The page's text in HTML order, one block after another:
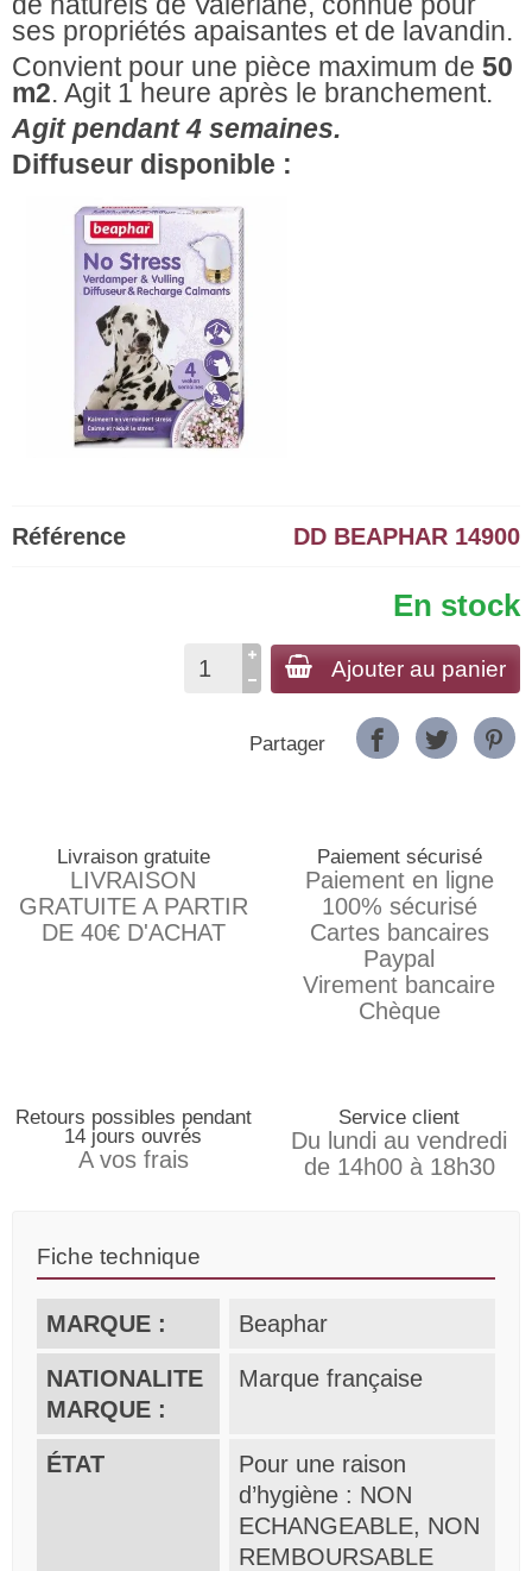
ses propriétés apaisantes et de lavandin.
Convient pour une pièce maximum de 50
m2. Agit 1 heure après le branchement.
Agit pendant 4 semaines.
Diffuseur disponible :
Référence DD BEAPHAR 14900
En stock
Ajouter au panier
Partager
Livraison gratuite
LIVRAISON
GRATUITE A PARTIR
DE 40€ D'ACHAT
Paiement sécurisé
Paiement en ligne
100% sécurisé
Cartes bancaires
Paypal
Virement bancaire
Chèque
Retours possibles pendant
14 jours ouvrés
A vos frais
Service client
Du lundi au vendredi
de 14h00 à 18h30
Fiche technique
MARQUE : Beaphar
NATIONALITE
MARQUE :
Marque française
ÉTAT
Pour une raison
d’hygiène : NON
ECHANGEABLE, NON
REMBOURSABLE